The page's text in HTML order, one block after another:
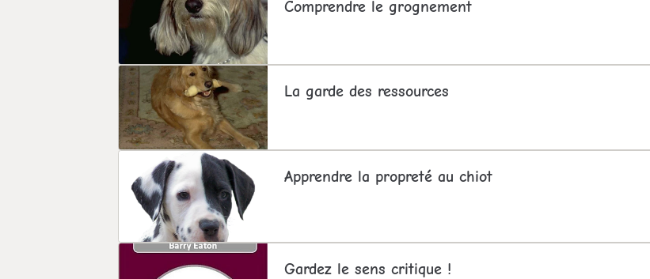
Comprendre le grognement
La garde des ressources
Apprendre la propreté au chiot
Gardez le sens critique !